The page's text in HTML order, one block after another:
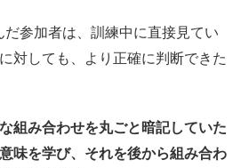
だ参加者は、訓練中に直接見てい
対しても、より正確に判断できた
組み合わせを丸ごと暗記していた
味を学び、それを後から組み合わ